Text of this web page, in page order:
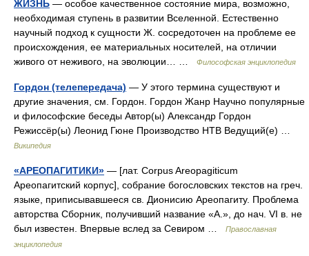
ЖИЗНЬ — особое качественное состояние мира, возможно,
необходимая ступень в развитии Вселенной. Естественно
научный подход к сущности Ж. сосредоточен на проблеме ее
происхождения, ее материальных носителей, на отличии
живого от неживого, на эволюции… …
Философская энциклопедия
Гордон (телепередача) — У этого термина существуют и
другие значения, см. Гордон. Гордон Жанр Научно популярные
и философские беседы Автор(ы) Александр Гордон
Режиссёр(ы) Леонид Гюне Производство НТВ Ведущий(е) …
Википедия
«АРЕОПАГИТИКИ» — [лат. Сorpus Areopagiticum
Ареопагитский корпус], собрание богословских текстов на греч.
языке, приписывавшееся св. Дионисию Ареопагиту. Проблема
авторства Сборник, получивший название «А.», до нач. VI в. не
был известен. Впервые вслед за Севиром …
Православная
энциклопедия